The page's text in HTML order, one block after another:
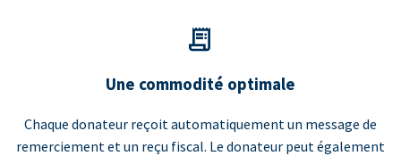
Une commodité optimale
Chaque donateur reçoit automatiquement un message de
remerciement et un reçu fiscal. Le donateur peut également